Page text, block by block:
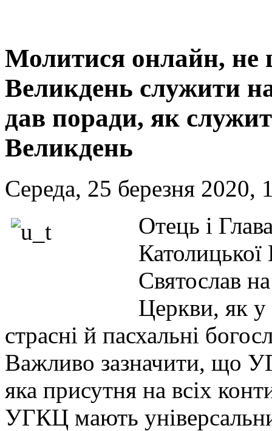
Молитися онлайн, не
Великдень служити
дав поради, як
Великдень
Середа, 25 березня 2020,
Отець і
Святослав
Церкви, як у
страсні й пасхальні
Важливо зазначити, що
яка присутня на всіх
УГКЦ мають